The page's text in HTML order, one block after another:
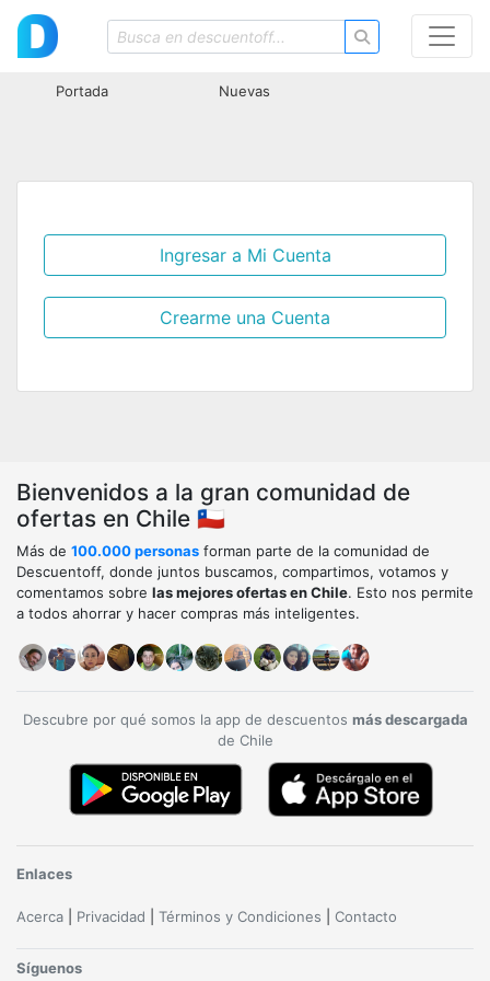
Portada Nuevas
Ingresar a Mi Cuenta
Crearme una Cuenta
Bienvenidos a la gran comunidad de
ofertas en Chile 🇨🇱
Más de 100.000 personas forman parte de la comunidad de
Descuentoff, donde juntos buscamos, compartimos, votamos y
comentamos sobre las mejores ofertas en Chile. Esto nos permite
a todos ahorrar y hacer compras más inteligentes.
Descubre por qué somos la app de descuentos más descargada
de Chile
Enlaces
Acerca Privacidad Términos y Condiciones Contacto
Síguenos